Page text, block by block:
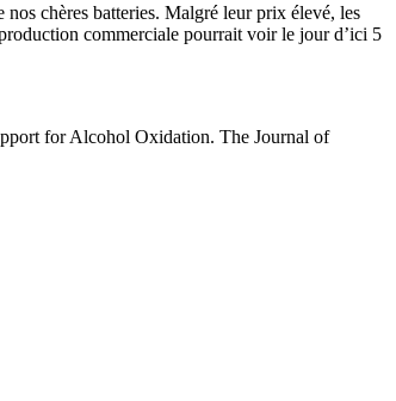
chères batteries. Malgré leur prix élevé, les
commerciale pourrait voir le jour d’ici 5
for Alcohol Oxidation. The Journal of